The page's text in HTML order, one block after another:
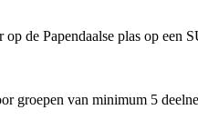
de Papendaalse plas op een
groepen van minimum 5